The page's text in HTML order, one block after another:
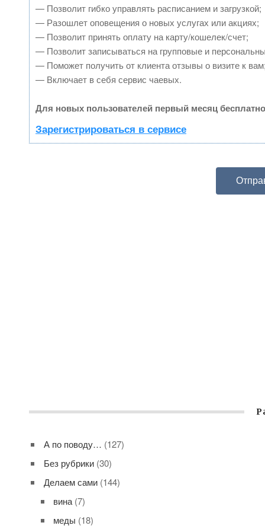
— Позволит гибко управлять расписанием и загрузкой;
— Разошлет оповещения о новых услугах или акциях;
— Позволит принять оплату на карту/кошелек/счет;
— Позволит записываться на групповые и
— Поможет получить от клиента отзывы о визите к
— Включает в себя сервис чаевых.
Для новых пользователей первый месяц
Зарегистрироваться в сервисе
А по поводу… (127)
Без рубрики (30)
Делаем сами (144)
вина (7)
меды (18)